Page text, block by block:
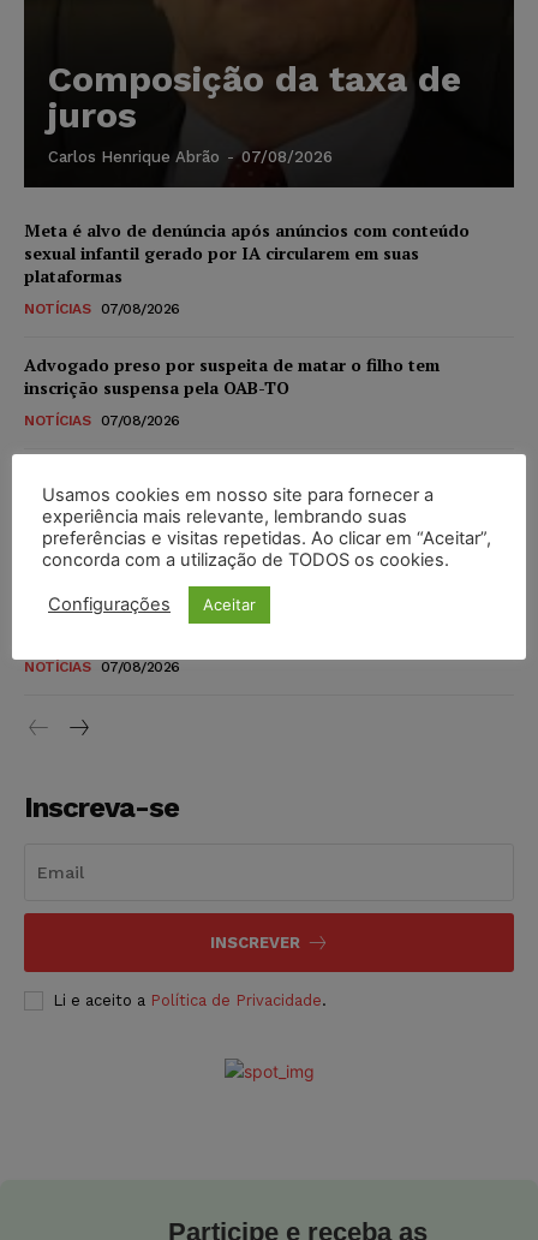
Composição da taxa de
juros
Carlos Henrique Abrão - 07/08/2026
Meta é alvo de denúncia após anúncios com conteúdo
sexual infantil gerado por IA circularem em suas
plataformas
NOTÍCIAS 07/08/2026
Advogado preso por suspeita de matar o filho tem
inscrição suspensa pela OAB-TO
NOTÍCIAS 07/08/2026
novos para pessoas com deficiência e autistas de todos os
níveis
DIREITO TRIBUTÁRIO 07/08/2026
Justiça do Trabalho mantém justa causa de empregado que
NOTÍCIAS 07/08/2026
Inscreva-se
INSCREVER
Li e aceito a Política de Privacidade.
Participe e receba as
Usamos cookies em nosso site para fornecer a
experiência mais relevante, lembrando suas
preferências e visitas repetidas. Ao clicar em “Aceitar”,
concorda com a utilização de TODOS os cookies.
Configurações Aceitar